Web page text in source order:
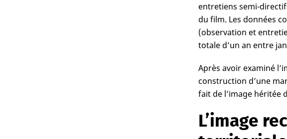
entretiens semi-
du film. Les données
(observation et
totale d’un an entre
Après avoir examiné
construction d’une
fait de l’image héritée
L’image